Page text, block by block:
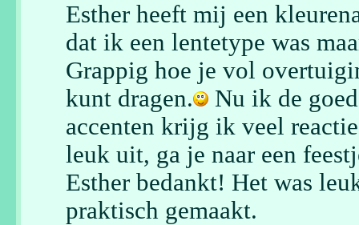
Esther heeft mij een
dat ik een lentetype was
Grappig hoe je vol
kunt dragen.
Nu ik de
accenten krijg ik veel
leuk uit, ga je naar een
Esther bedankt! Het was
praktisch gemaakt.